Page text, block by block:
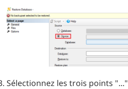
Sélectionnez les trois points "..."